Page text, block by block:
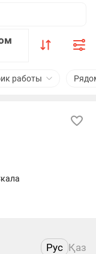
работы
Отель Скала
Рус Қаз